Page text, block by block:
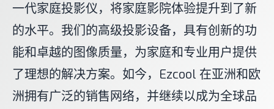
一代家庭投影仪，将家庭影院体验提升到了新
的水平。我们的高级投影设备，具有创新的功
能和卓越的图像质量，为家庭和专业用户提供
了理想的解决方案。如今，Ezcool 在亚洲和欧
洲拥有广泛的销售网络，并继续以成为全球品